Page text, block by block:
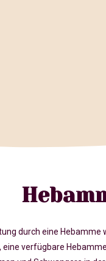
durch eine
verfügbare